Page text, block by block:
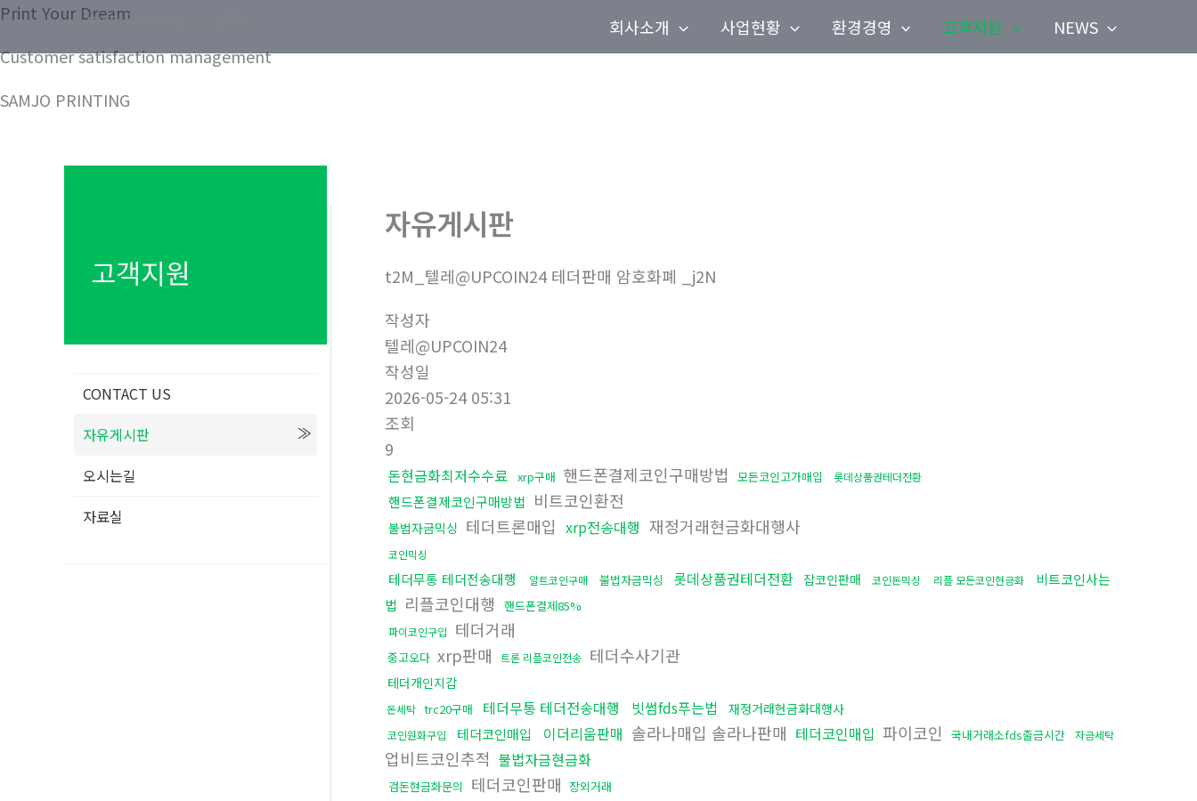
콘
츠
건
Samjo Printing Co. LTD. 회사소개 사업현황 환경경영 고객지원 NEWS
Print Your Dream
Customer satisfaction management
SAMJO PRINTING
고객지원
CONTACT US
자유게시판
오시는길
자료실
자유게시판
t2M_텔레@UPCOIN24 테더판매 암호화폐 _j2N
작성자
텔레@UPCOIN24
작성일
2026-05-24 05:31
조회
9
돈현금화최저수수료 xrp구매 핸드폰결제코인구매방법 모든코인고가매입 롯데상품권테더전환
핸드폰결제코인구매방법 비트코인환전
불법자금믹싱 테더트론매입 xrp전송대행 재정거래현금화대행사
코인믹싱
테더무통 테더전송대행 알트코인구매 불법자금믹싱 롯데상품권테더전환 잡코인판매 코인돈믹싱 리플 모든코인현금화
비트코인사는
법 리플코인대행 핸드폰결제85%
파이코인구입 테더거래
중고오다 xrp판매 트론 리플코인전송 테더수사기관
테더개인지갑
돈세탁 trc20구매 테더무통 테더전송대행 빗썸fds푸는법 재정거래현금화대행사
코인원화구입 테더코인매입 이더리움판매 솔라나매입 솔라나판매 테더코인매입 파이코인 국내거래소fds출금시간 자금세탁
업비트코인추적 불법자금현금화
검돈현금화문의 테더코인판매 장외거래